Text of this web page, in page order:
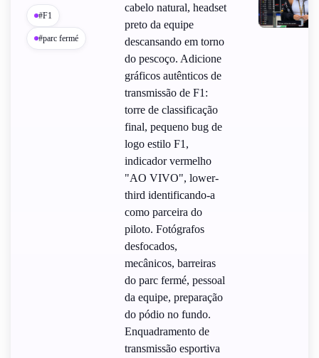
#F1
#parc fermé
cabelo natural, headset
preto da equipe
descansando em torno
do pescoço. Adicione
gráficos autênticos de
transmissão de F1:
torre de classificação
final, pequeno bug de
logo estilo F1,
indicador vermelho
"AO VIVO", lower-
third identificando-a
como parceira do
piloto. Fotógrafos
desfocados,
mecânicos, barreiras
do parc fermé, pessoal
da equipe, preparação
do pódio no fundo.
Enquadramento de
transmissão esportiva